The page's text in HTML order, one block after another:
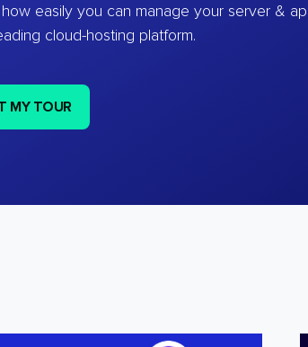
easily you can manage your server &
cloud-hosting platform.
MY TOUR